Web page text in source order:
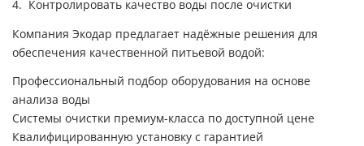
Контролировать качество воды после очистки
Компания Экодар предлагает надёжные решения для
обеспечения качественной питьевой водой:
Профессиональный подбор оборудования на основе
анализа воды
Системы очистки премиум-класса по доступной цене
Квалифицированную установку с гарантией